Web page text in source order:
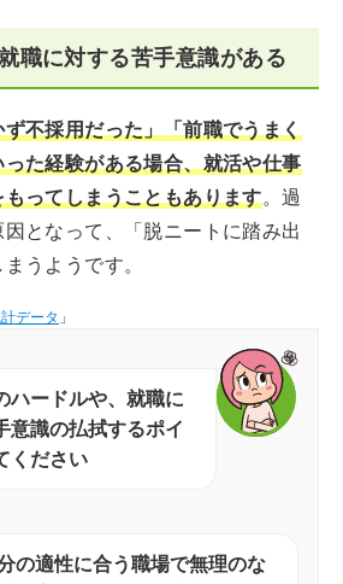
職に対する苦手意識がある
不採用だった」「前職でうまく
た経験がある場合、就活や仕事
ってしまうこともあります。過
となって、「脱ニートに踏み出
うようです。
データ 」
ハードルや、就職に
意識の払拭するポイ
ください
の適性に合う職場で無理のな